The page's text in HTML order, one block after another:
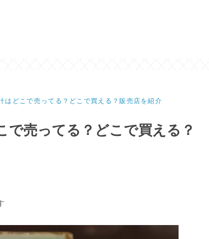
はどこで売ってる？どこで買える？販売店を紹介
で売ってる？どこで買える？